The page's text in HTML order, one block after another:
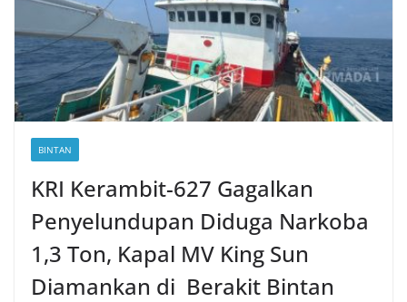
BINTAN
KRI Kerambit-627 Gagalkan
Penyelundupan Diduga Narkoba
1,3 Ton, Kapal MV King Sun
Diamankan di Berakit Bintan